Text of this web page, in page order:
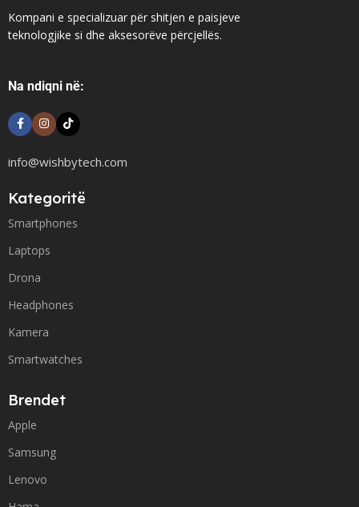
Kompani e specializuar për shitjen e paisjeve
teknologjike si dhe aksesorëve përcjellës.
Na ndiqni në:
info@wishbytech.com
Kategoritë
Smartphones
Laptops
Drona
Headphones
Kamera
Smartwatches
Brendet
Apple
Samsung
Lenovo